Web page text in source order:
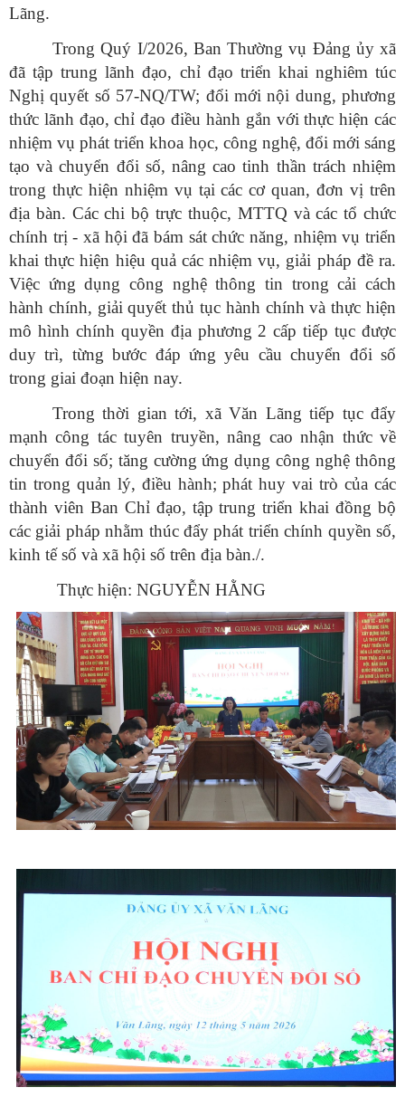
Lãng.
Trong Quý I/2026, Ban Thường vụ Đảng ủy xã
đã tập trung lãnh đạo, chỉ đạo triển khai nghiêm túc
Nghị quyết số 57-NQ/TW; đổi mới nội dung, phương
thức lãnh đạo, chỉ đạo điều hành gắn với thực hiện các
nhiệm vụ phát triển khoa học, công nghệ, đổi mới sáng
tạo và chuyển đổi số, nâng cao tinh thần trách nhiệm
trong thực hiện nhiệm vụ tại các cơ quan, đơn vị trên
địa bàn. Các chi bộ trực thuộc, MTTQ và các tổ chức
chính trị - xã hội đã bám sát chức năng, nhiệm vụ triển
khai thực hiện hiệu quả các nhiệm vụ, giải pháp đề ra.
Việc ứng dụng công nghệ thông tin trong cải cách
hành chính, giải quyết thủ tục hành chính và thực hiện
mô hình chính quyền địa phương 2 cấp tiếp tục được
duy trì, từng bước đáp ứng yêu cầu chuyển đổi số
trong giai đoạn hiện nay.
Trong thời gian tới, xã Văn Lãng tiếp tục đẩy
mạnh công tác tuyên truyền, nâng cao nhận thức về
chuyển đổi số; tăng cường ứng dụng công nghệ thông
tin trong quản lý, điều hành; phát huy vai trò của các
thành viên Ban Chỉ đạo, tập trung triển khai đồng bộ
các giải pháp nhằm thúc đẩy phát triển chính quyền số,
kinh tế số và xã hội số trên địa bàn./.
Thực hiện: NGUYỄN HẰNG